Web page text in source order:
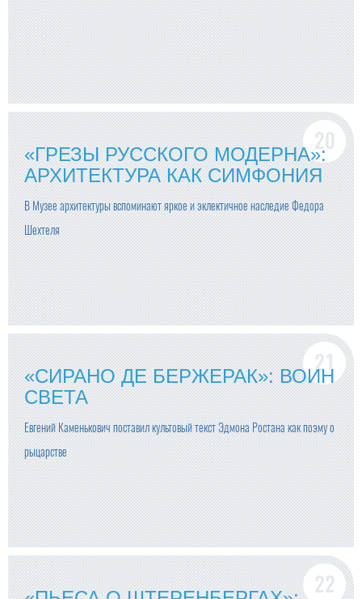
«ГРЕЗЫ РУССКОГО МОДЕРНА»:
АРХИТЕКТУРА КАК СИМФОНИЯ
В Музее архитектуры вспоминают яркое и эклектичное наследие Федора
Шехтеля
«СИРАНО ДЕ БЕРЖЕРАК»: ВОИН
СВЕТА
Евгений Каменькович поставил культовый текст Эдмона Ростана как поэму о
рыцарстве